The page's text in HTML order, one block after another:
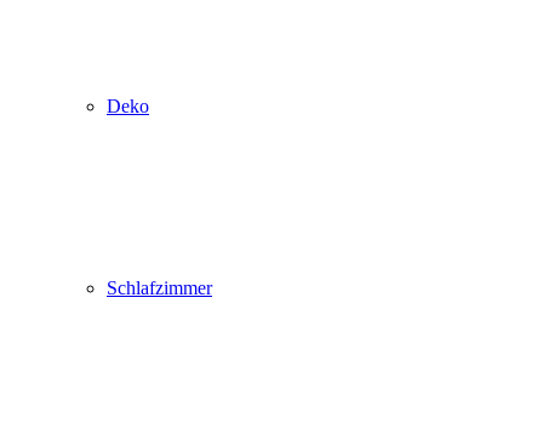
Deko
Schlafzimmer